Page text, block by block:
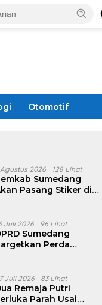
Otomotif
2026 128 Lihat
Sumedang
Pasang Stiker di
Juli 2026 96 Lihat
Sumedang
Perda
Diperjelas
Juli 2026 83 Lihat
Remaja Putri
Parah Usai